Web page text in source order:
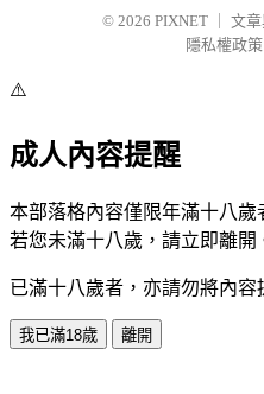
© 2026 PIXNET
文
隱私權政策
⚠️
成人內容提醒
本部落格內容僅限年滿十八歲
若您未滿十八歲，請立即離開
已滿十八歲者，亦請勿將內容
我已滿18歲 離開